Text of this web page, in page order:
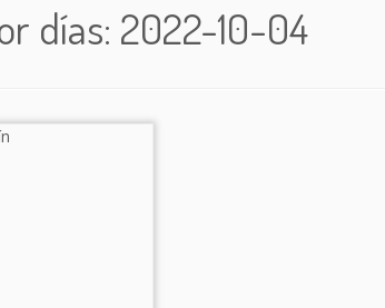
días: 2022-10-04